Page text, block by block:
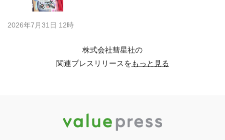
2026年7月31日 12時
株式会社彗星社の
関連プレスリリースをもっと見る